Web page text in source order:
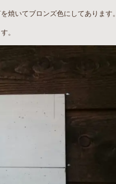
焼いてブロンズ色にしてあります。
。